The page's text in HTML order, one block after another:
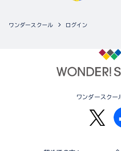
ワンダースクール ログイン
ワンダースクー